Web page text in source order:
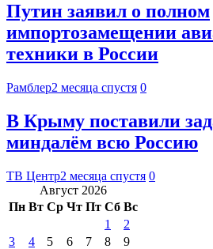
Путин заявил о полном
импортозамещении
техники в России
Рамблер2 месяца спустя 0
В Крыму поставили
миндалём всю Россию
ТВ Центр2 месяца спустя 0
Август 2026
Пн Вт Ср Чт Пт Сб Вс
1
2
3
4 5 6 7 8
9